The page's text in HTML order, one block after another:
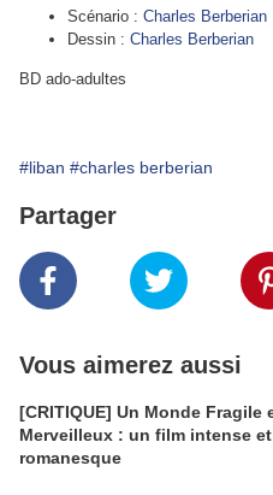
Scénario : Charles Berberian
Dessin : Charles Berberian
BD ado-adultes
#liban #charles berberian
Partager
Vous aimerez aussi
[CRITIQUE] Un Monde Fragile et
Merveilleux : un film intense et
romanesque